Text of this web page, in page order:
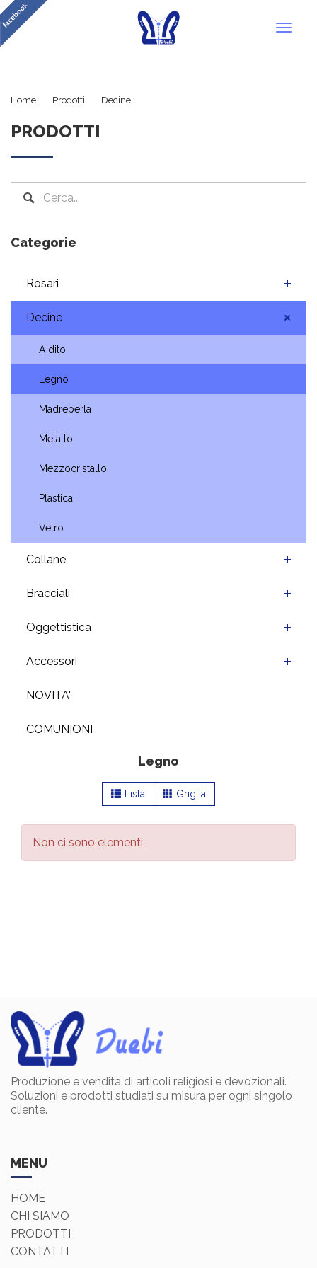
Home Prodotti Decine
PRODOTTI
Categorie
Rosari
Decine
A dito
Legno
Madreperla
Metallo
Mezzocristallo
Plastica
Vetro
Collane
Bracciali
Oggettistica
Accessori
NOVITA'
COMUNIONI
Legno
Lista Griglia
Non ci sono elementi
Produzione e vendita di articoli religiosi e devozionali.
Soluzioni e prodotti studiati su misura per ogni singolo
cliente.
MENU
HOME
CHI SIAMO
PRODOTTI
CONTATTI